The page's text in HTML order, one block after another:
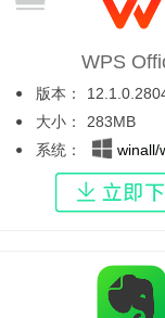
WPS
版本：
大小：
283MB
系统：
winall/